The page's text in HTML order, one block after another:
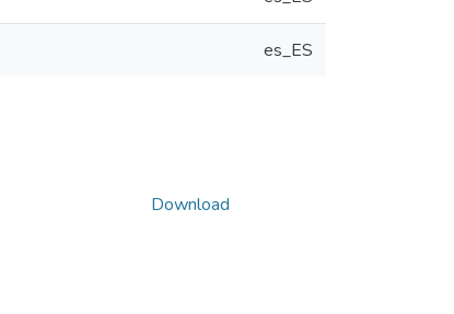
es_ES
Download